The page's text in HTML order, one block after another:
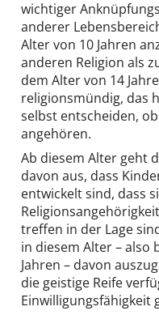
wichtiger
anderer
Alter von 10 Jahren
anderen Religion als
dem Alter von 14
religionsmündig, das
selbst entscheiden,
angehören.
Ab diesem Alter geht
davon aus, dass
entwickelt sind, dass
treffen in der Lage
in diesem Alter – also
Jahren – davon
die geistige Reife
Einwilligungsfähigkeit